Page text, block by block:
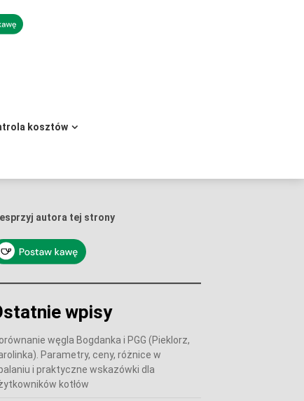
kosztów
autora tej strony
wpisy
węgla Bogdanka i PGG (Pieklorz,
Parametry, ceny, różnice w
i praktyczne wskazówki dla
kotłów